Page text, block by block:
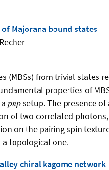
Majorana bound states
(MBSs) from trivial states
properties of
𝑝𝑛𝑝 setup. The presence
of two correlated
on the pairing spin
topological one.
chiral kagome network